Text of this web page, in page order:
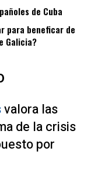
de Cuba
para beneficar de
Galicia?
valora las
de la crisis
por